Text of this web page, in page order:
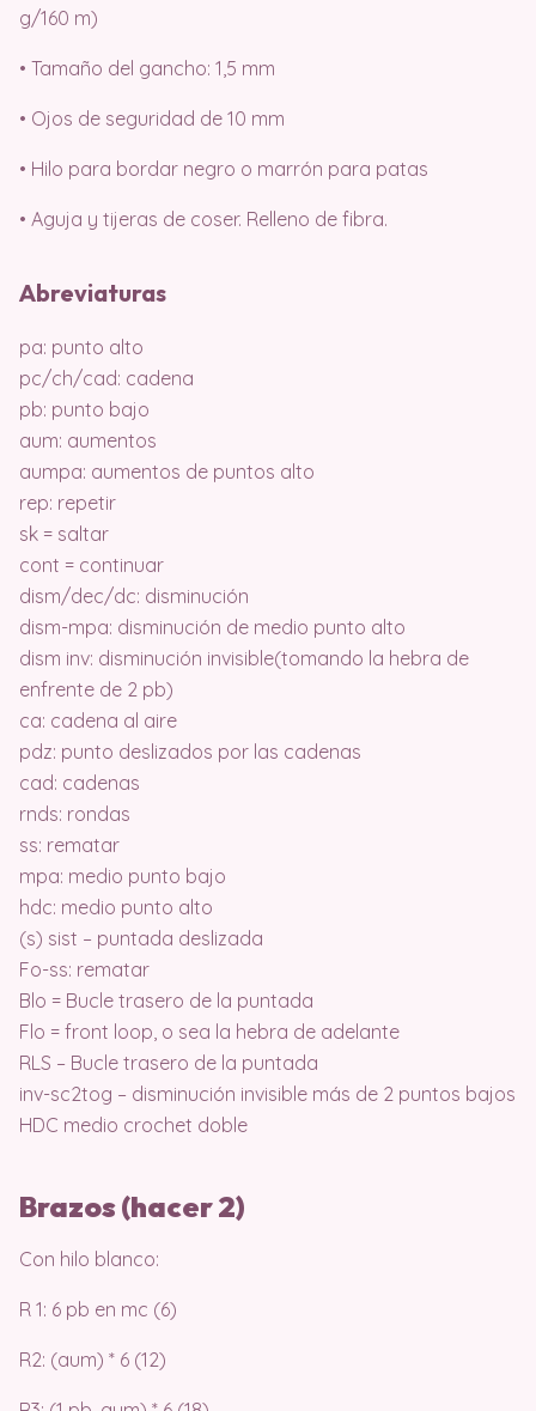
g/160 m)
• Tamaño del gancho: 1,5 mm
• Ojos de seguridad de 10 mm
• Hilo para bordar negro o marrón para patas
• Aguja y tijeras de coser. Relleno de fibra.
Abreviaturas
pa: punto alto
pc/ch/cad: cadena
pb: punto bajo
aum: aumentos
aumpa: aumentos de puntos alto
rep: repetir
sk = saltar
cont = continuar
dism/dec/dc: disminución
dism-mpa: disminución de medio punto alto
dism inv: disminución invisible(tomando la hebra de
enfrente de 2 pb)
ca: cadena al aire
pdz: punto deslizados por las cadenas
cad: cadenas
rnds: rondas
ss: rematar
mpa: medio punto bajo
hdc: medio punto alto
(s) sist – puntada deslizada
Fo-ss: rematar
Blo = Bucle trasero de la puntada
Flo = front loop, o sea la hebra de adelante
RLS – Bucle trasero de la puntada
inv-sc2tog – disminución invisible más de 2 puntos bajos
HDC medio crochet doble
Brazos (hacer 2)
Con hilo blanco:
R 1: 6 pb en mc (6)
R2: (aum) * 6 (12)